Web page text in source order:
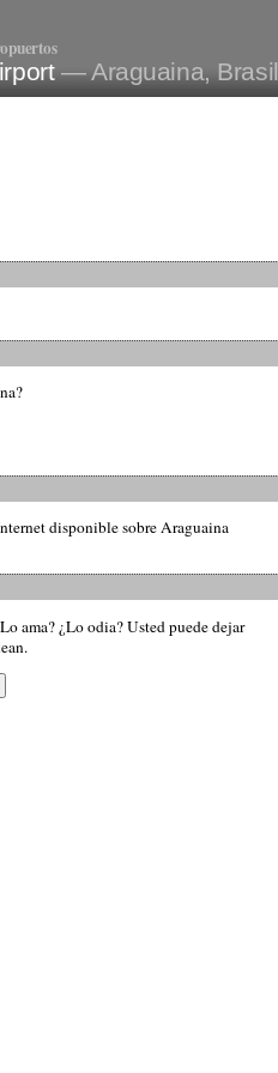
— Araguaina, Brasil
disponible sobre Araguaina
ama? ¿Lo odia? Usted puede dejar